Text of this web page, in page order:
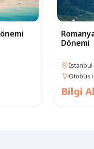
Dönemi
İstanbul
Otobüs
Bilgi